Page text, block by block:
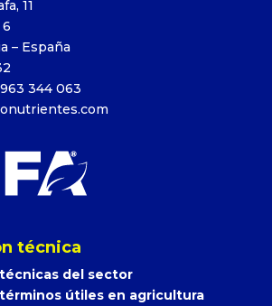
11
– España
344 063
técnica
del sector
útiles en agricultura